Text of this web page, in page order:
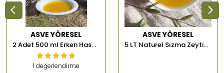
ASVE YÖRESEL
2 Adet 500 ml Erken Hasat Memecik Soğuk Sıkım Zeytinyağı
1 değerlendirme
ASVE YÖRESEL
5 LT Naturel Sızma Zeytinyağı